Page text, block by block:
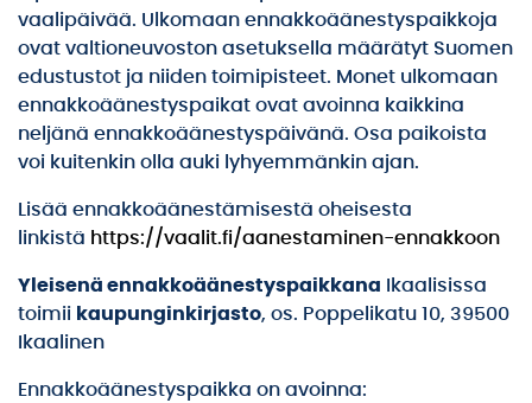
vaalipäivää. Ulkomaan ennakkoäänestyspaikkoja
ovat valtioneuvoston asetuksella määrätyt Suomen
edustustot ja niiden toimipisteet. Monet ulkomaan
ennakkoäänestyspaikat ovat avoinna kaikkina
neljänä ennakkoäänestyspäivänä. Osa paikoista
voi kuitenkin olla auki lyhyemmänkin ajan.
Lisää ennakkoäänestämisestä oheisesta
linkistä https://vaalit.fi/aanestaminen-ennakkoon
Yleisenä ennakkoäänestyspaikkana Ikaalisissa
toimii kaupunginkirjasto, os. Poppelikatu 10, 39500
Ikaalinen
Ennakkoäänestyspaikka on avoinna: